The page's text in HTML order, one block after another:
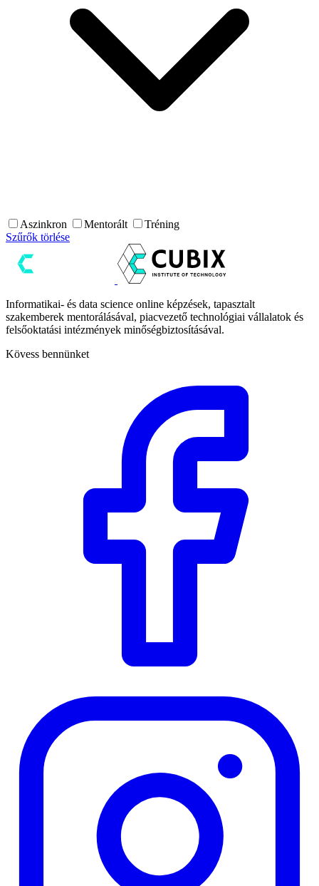
Aszinkron Mentorált
Tréning
Szűrők törlése
Informatikai- és data science online képzések, tapasztalt
szakemberek mentorálásával, piacvezető technológiai vállalatok és
felsőoktatási intézmények minőségbiztosításával.
Kövess bennünket